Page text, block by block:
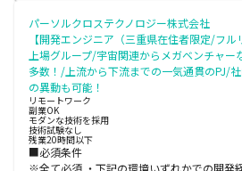
パーソルクロステクノロジー株式会社
【開発エンジニア（三重県在住者限定/フ
上場グループ/宇宙関連からメガベンチャ
多数！/上流から下流までの一気通貫のPJ/
の異動も可能！
リモートワーク
副業OK
モダンな技術を採用
技術試験なし
残業20時間以下
■必須条件